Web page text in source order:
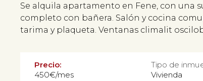
Se alquila apartamento en Fene, con una
completo con bañera. Salón y cocina
tarima y plaqueta. Ventanas climalit
Precio:
450€/mes
Tipo de
Vivienda